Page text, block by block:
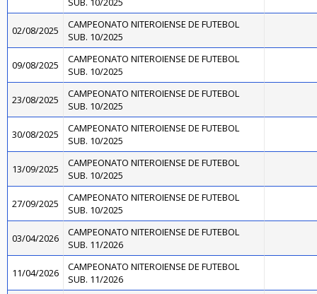
02/08/2025
CAMPEONATO NITEROIENSE DE FUTEBOL
SUB. 10/2025
09/08/2025
CAMPEONATO NITEROIENSE DE FUTEBOL
SUB. 10/2025
23/08/2025
CAMPEONATO NITEROIENSE DE FUTEBOL
SUB. 10/2025
30/08/2025
CAMPEONATO NITEROIENSE DE FUTEBOL
SUB. 10/2025
13/09/2025
CAMPEONATO NITEROIENSE DE FUTEBOL
SUB. 10/2025
27/09/2025
CAMPEONATO NITEROIENSE DE FUTEBOL
SUB. 10/2025
03/04/2026
CAMPEONATO NITEROIENSE DE FUTEBOL
SUB. 11/2026
11/04/2026
CAMPEONATO NITEROIENSE DE FUTEBOL
SUB. 11/2026